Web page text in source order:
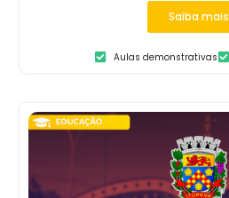
Saiba mais
Aulas demonstrativas